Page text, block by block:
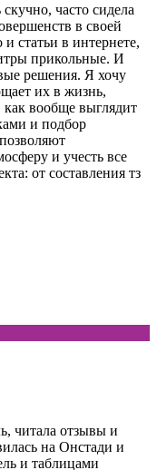
часто сидела
в своей
статьи в интернете,
прикольные. И
решения. Я хочу
их в жизнь,
как вообще выглядит
и подбор
и учесть все
от составления тз
читала отзывы и
на Онстади и
и таблицами